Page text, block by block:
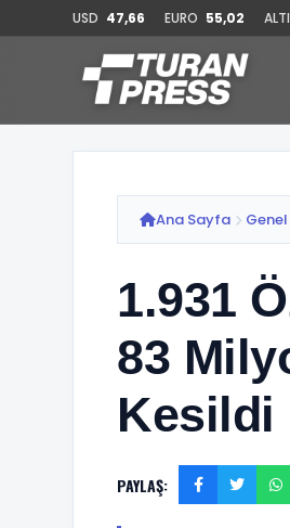
USD 47,66 EURO 55,02
Ana Sayfa Genel
1.931
83
Kesildi
PAYLAŞ: